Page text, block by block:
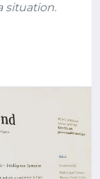
situation.